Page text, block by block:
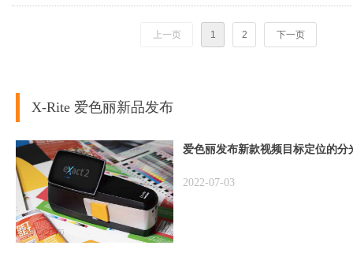
上一页 1 2 下一页
X-Rite 爱色丽新品发布
爱色丽发布新款视频目标定位的分
2022-07-03